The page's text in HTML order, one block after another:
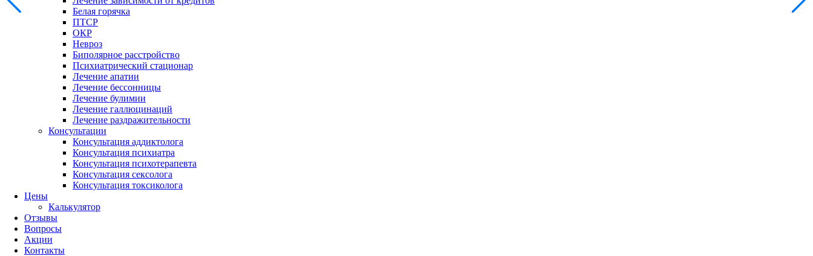
Белая горячка
ПТСР
ОКР
Невроз
Биполярное расстройство
Психиатрический стационар
Лечение апатии
Лечение бессонницы
Лечение булимии
Лечение галлюцинаций
Лечение раздражительности
Консультации
Консультация аддиктолога
Консультация психиатра
Консультация психотерапевта
Консультация сексолога
Консультация токсиколога
Цены
Калькулятор
Отзывы
Вопросы
Акции
Контакты